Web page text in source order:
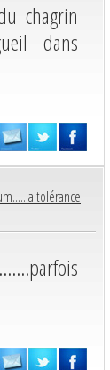
chagrin
dans
tolérance